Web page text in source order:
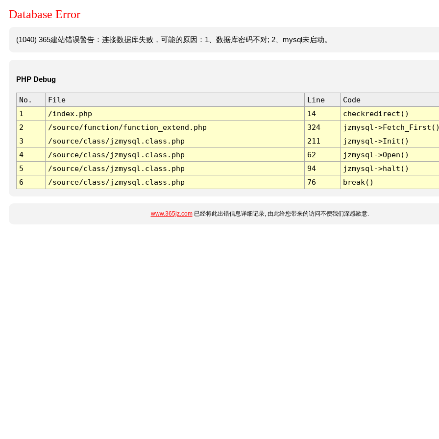
Database Error
(1040) 365建站错误警告：连接数据库失败，可能的原因：1、数据库密码不对; 2、mysql未启动。
PHP Debug
No. File Line
Code
1
/index.php 14
checkredirect()
2
/source/function/function_extend.php 324
jzmysql-
3
/source/class/jzmysql.class.php 211
jzmysql->Init()
4
/source/class/jzmysql.class.php 62
jzmysql->Open()
5
/source/class/jzmysql.class.php 94
jzmysql->halt()
6
/source/class/jzmysql.class.php 76 break()
www.365jz.com已经将此出错信息详细记录, 由此给您带来的访问不便我们深感歉意.